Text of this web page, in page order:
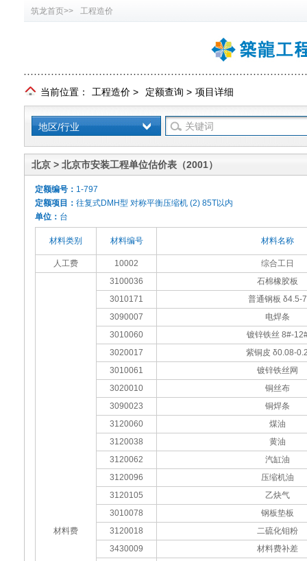
筑龙首页>> 工程造价
当前位置： 工程造价 > 定额查询 > 项目详细
地区/行业
北京 > 北京市安装工程单位估价表（2001）
定额编号： 1-797
定额项目： 往复式DMH型 对称平衡压缩机 (2) 85T以内
单位： 台
材料类别 材料编号 材料名称
人工费 10002 综合工日
材料费
3100036
石棉橡胶板
3010171
普通钢板 δ4.5-7
3090007
电焊条
3010060
镀锌铁丝 8#-
3020017
紫铜皮 δ0.08-
3010061
镀锌铁丝网
3020010
铜丝布
3090023
铜焊条
3120060
煤油
3120038
黄油
3120062
汽缸油
3120096
压缩机油
3120105
乙炔气
3010078
钢板垫板
3120018
二硫化钼粉
3430009
材料费补差